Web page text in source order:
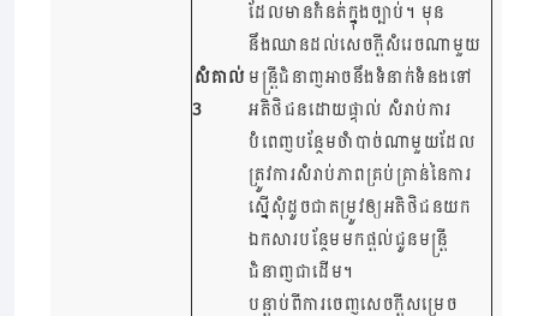
សំគាល់
3
ដែលមានកំនត់ក្នុងច្បាប់។ មុន
នឹងឈានដល់សេចក្តីសំរេចណាមួយ
មន្ត្រីជំនាញអាចនឹងទំនាក់ទំនងទៅ
អតិថិជនដោយផ្ទាល់ សំរាប់ការ
បំពេញបន្ថែម​ចាំបាច់ណាមួយដែល
ត្រូវការសំរាប់ភាពគ្រប់គ្រាន់នៃការ
ស្នើសុំដូចជាតម្រូវឲ្យអតិថិជនយក
ឯកសារបន្ថែមមកផ្តល់ជូនមន្រ្តី
ជំនាញជាដើម។
បន្តាប់ពីការចេញសេចក្តីសម្រេច